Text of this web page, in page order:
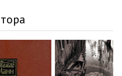
14:34
15:24